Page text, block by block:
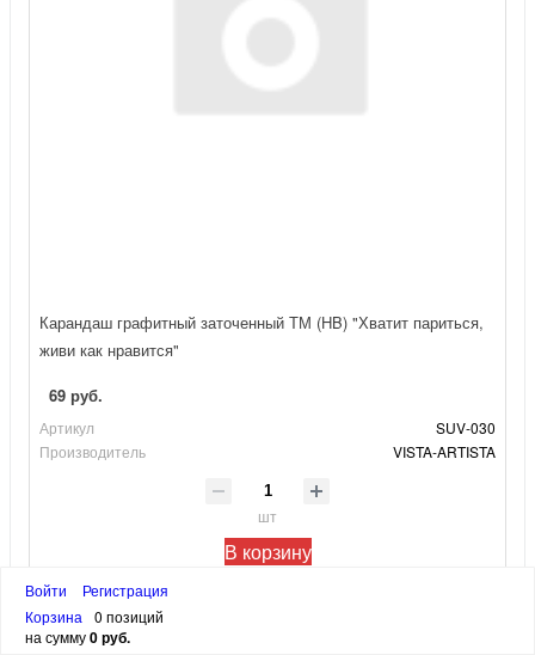
Карандаш графитный заточенный ТМ (HB) "Хватит париться,
живи как нравится"
69 руб.
Артикул
SUV-030
Производитель
VISTA-ARTISTA
шт
В корзину
Войти
Регистрация
Корзина
0 позиций
на сумму0 руб.